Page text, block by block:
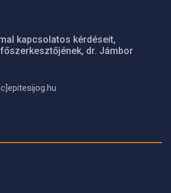
kapcsolatos kérdéseit,
dr. Jámbor